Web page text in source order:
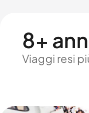
8+
Viaggi resi